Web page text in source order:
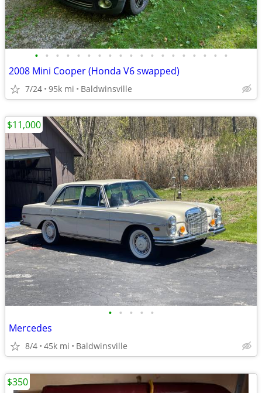
• • • • • • • • • • • • • • • • • • •
2008 Mini Cooper (Honda V6 swapped)
7/24 95k mi Baldwinsville
• • • • •
Mercedes
8/4 45k mi Baldwinsville
$11,000
$350